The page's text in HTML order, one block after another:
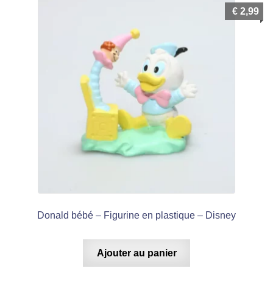
Donald bébé – Figurine en plastique – Disney
€ 2,99
Ajouter au panier